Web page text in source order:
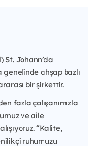
St. Johann’da
ahşap bazlı
bir şirkettir.
fazla çalışanımızla
ve aile
“Kalite,
ruhumuzu